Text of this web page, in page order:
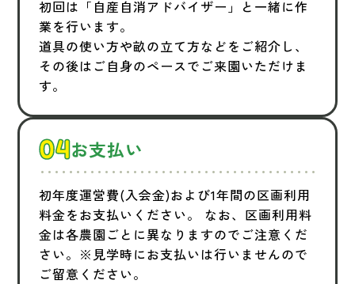
初回は「自産自消アドバイザー」と一緒に作
業を行います。
道具の使い方や畝の立て方などをご紹介し、
その後はご自身のペースでご来園いただけま
す。
お支払い
初年度運営費(入会金)および1年間の区画利用
料金をお支払いください。 なお、区画利用料
金は各農園ごとに異なりますのでご注意くだ
さい。※見学時にお支払いは行いませんので
ご留意ください。